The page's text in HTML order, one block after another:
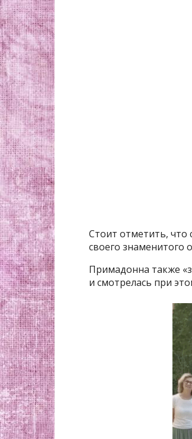
Стоит отметить,
своего знаменитого
Примадонна также
и смотрелась при